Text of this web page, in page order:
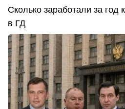
Сколько заработали за год
в ГД